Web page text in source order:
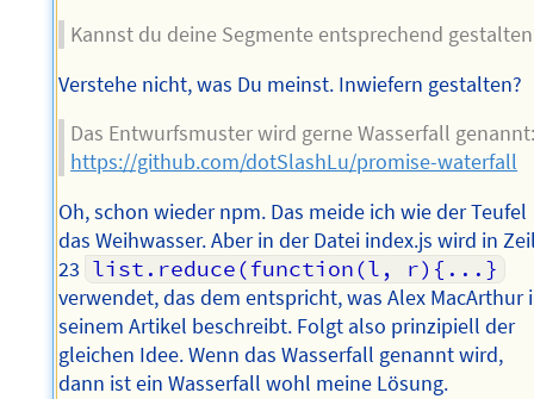
Kannst du deine Segmente entsprechend
Verstehe nicht, was Du meinst. Inwiefern gestalten?
Das Entwurfsmuster wird gerne Wasserfall
https://github.com/dotSlashLu/promise-waterfall
Oh, schon wieder npm. Das meide ich wie der Teufel
das Weihwasser. Aber in der Datei index.js wird in
23 list.reduce(function(l, r){...}
verwendet, das dem entspricht, was Alex MacArthur
seinem Artikel beschreibt. Folgt also prinzipiell der
gleichen Idee. Wenn das Wasserfall genannt wird,
dann ist ein Wasserfall wohl meine Lösung.